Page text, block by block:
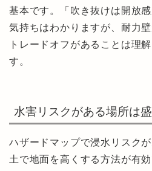
基本です。「吹き抜けは開放
気持ちはわかりますが、耐力
トレードオフがあることは理
す。
水害リスクがある場所は
ハザードマップで浸水リスク
土で地面を高くする方法が有